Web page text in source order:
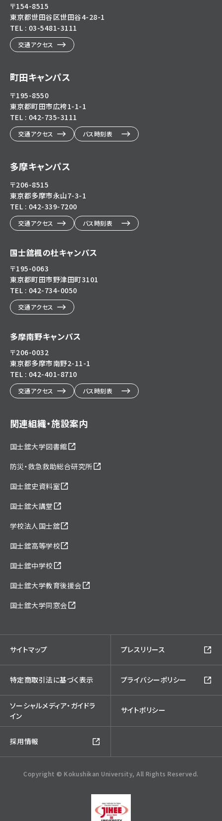
〒154-8515
東京都世田谷区世田谷4-28-1
TEL : 03-5481-3111
交通アクセス
町田キャンパス
〒195-8550
東京都町田市広袴1-1-1
TEL : 042-735-3111
交通アクセス バス時刻表
多摩キャンパス
〒206-8515
東京都多摩市永山7-3-1
TEL : 042-339-7200
交通アクセス バス時刻表
国士舘楓の杜キャンパス
〒195-0063
東京都町田市野津田町3101
TEL : 042-734-0050
交通アクセス
多摩南野キャンパス
〒206-0032
東京都多摩市南野2-11-1
TEL : 042-401-8710
交通アクセス バス時刻表
関連組織・施設案内
国士舘大学図書館
防災・救急救助総合研究所
国士舘史資料室
国士舘大講堂
学校法人国士舘
国士舘高等学校
国士舘中学校
国士舘大学教育後援会
国士舘大学同窓会
サイトマップ プレスリリース
特定商取引法に基づく表示 プライバシーポリシー
ソーシャルメディア・ガイドラ
イン
サイトポリシー
採用情報
Copyright © Kokushikan University, All Rights Reserved.